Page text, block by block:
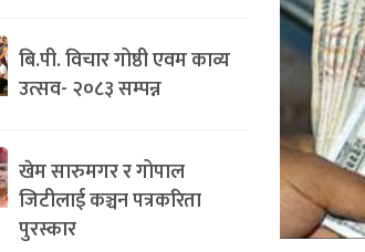
बि.पी. विचार गोष्ठी एवम काव्य
उत्सव- २०८३ सम्पन्न
खेम सारुमगर र गोपाल
जिटीलाई कञ्चन पत्रकरिता
पुरस्कार